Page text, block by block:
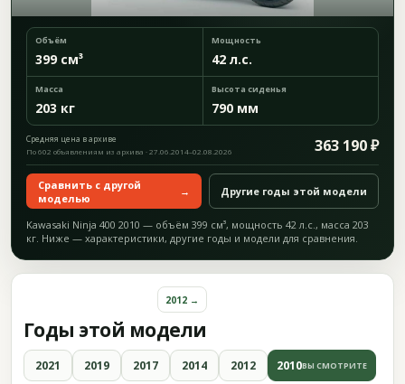
Объём
399 см³
Мощность
42 л.с.
Масса
203 кг
Высота сиденья
790 мм
Средняя цена в архиве 363 190 ₽
По 602 объявлениям из архива · 27.06.2014–02.08.2026
Сравнить с другой
моделью
→ Другие годы этой модели
Kawasaki Ninja 400 2010 — объём 399 см³, мощность 42 л.с., масса 203
кг. Ниже — характеристики, другие годы и модели для сравнения.
Годы этой модели
2012 →
2021 2019 2017 2014 2012 2010ВЫ СМОТРИТЕ